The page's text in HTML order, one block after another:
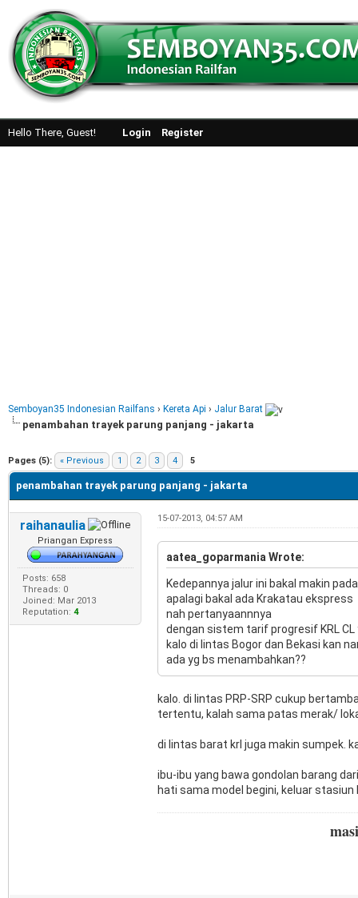
Hello There, Guest! Login Register
Semboyan35 Indonesian Railfans › Kereta Api › Jalur Barat
penambahan trayek parung panjang - jakarta
Pages (5): « Previous 1 2 3 4 5
penambahan trayek parung panjang - jakarta
raihanaulia
Priangan Express
Posts: 658
Threads: 0
Joined: Mar 2013
Reputation: 4
15-07-2013, 04:57 AM
aatea_goparmania Wrote:
Kedepannya jalur ini bakal makin
apalagi bakal ada Krakatau ekspress
nah pertanyaannnya
dengan sistem tarif progresif KRL
kalo di lintas Bogor dan Bekasi kan
ada yg bs menambahkan??
kalo. di lintas PRP-SRP cukup
tertentu, kalah sama patas merak/
di lintas barat krl juga makin sumpek.
ibu-ibu yang bawa gondolan barang
hati sama model begini, keluar